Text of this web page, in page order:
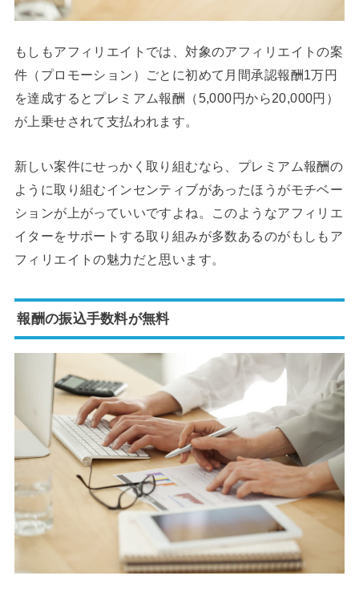
もしもアフィリエイトでは、対象のアフィリエイトの案
件（プロモーション）ごとに初めて月間承認報酬1万円
を達成するとプレミアム報酬（5,000円から20,000円）
が上乗せされて支払われます。
新しい案件にせっかく取り組むなら、プレミアム報酬の
ように取り組むインセンティブがあったほうがモチベー
ションが上がっていいですよね。このようなアフィリエ
イターをサポートする取り組みが多数あるのがもしもア
フィリエイトの魅力だと思います。
報酬の振込手数料が無料